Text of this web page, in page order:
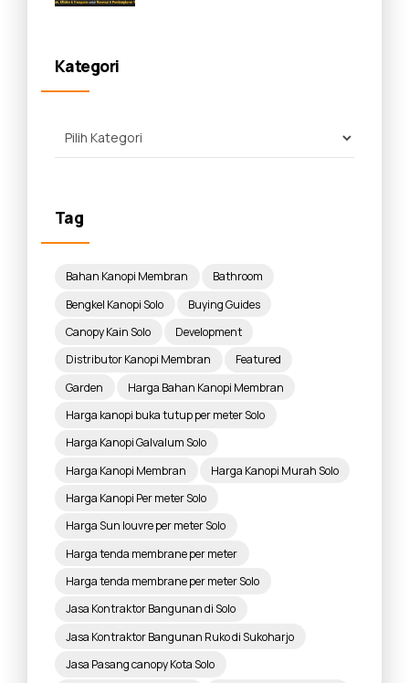
Kategori
Tag
Bahan Kanopi Membran
Bathroom
Bengkel Kanopi Solo
Buying Guides
Canopy Kain Solo
Development
Distributor Kanopi Membran
Featured
Garden
Harga Bahan Kanopi Membran
Harga kanopi buka tutup per meter Solo
Harga Kanopi Galvalum Solo
Harga Kanopi Membran
Harga Kanopi Murah Solo
Harga Kanopi Per meter Solo
Harga Sun louvre per meter Solo
Harga tenda membrane per meter
Harga tenda membrane per meter Solo
Jasa Kontraktor Bangunan di Solo
Jasa Kontraktor Bangunan Ruko di Sukoharjo
Jasa Pasang canopy Kota Solo